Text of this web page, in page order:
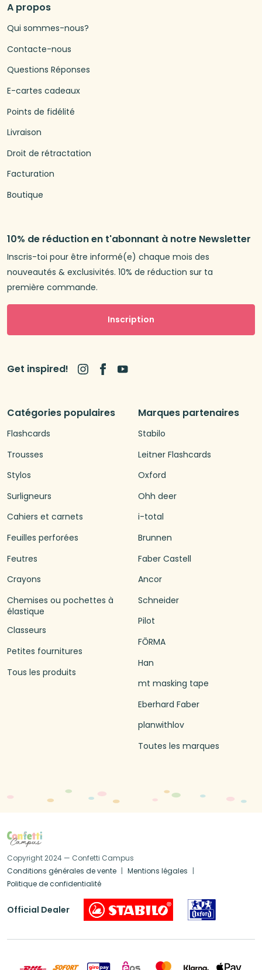
Catégories populaires
Flashcards
Trousses
Stylos
Surligneurs
Cahiers et carnets
Feuilles perforées
Feutres
Crayons
Chemises ou pochettes à
élastique
Classeurs
Petites fournitures
Tous les produits
Marques partenaires
Stabilo
Leitner Flashcards
Oxford
Ohh deer
i-total
Brunnen
Faber Castell
Ancor
Schneider
Pilot
FŌRMA
Han
mt masking tape
Eberhard Faber
planwithlov
Toutes les marques
A propos
Qui sommes-nous?
Contacte-nous
Questions Réponses
E-cartes cadeaux
Points de fidélité
Livraison
Droit de rétractation
Facturation
Boutique
10% de réduction en t'abonnant à notre Newsletter
Inscris-toi pour être informé(e) chaque mois des
nouveautés & exclusivités. 10% de réduction sur ta
première commande.
Inscription
Get inspired!
Copyright 2024 — Confetti Campus
Conditions générales de vente
Mentions légales
Politique de confidentialité
Official Dealer